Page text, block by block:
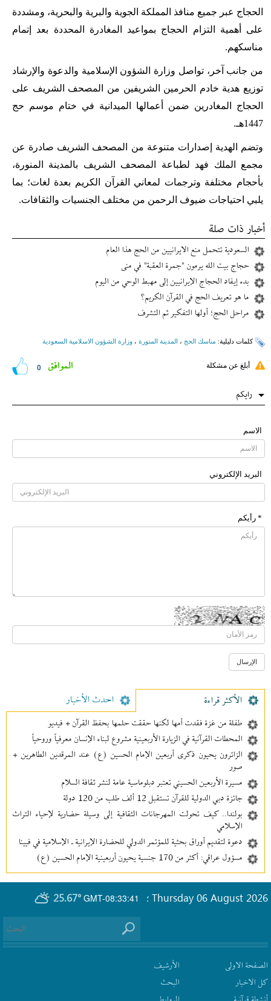
الحجاج عبر جميع منافذ المملكة الجوية والبرية والبحرية، ومشددة
على أهمية التزام الحجاج بمواعيد المغادرة المحددة بعد إتمام
مناسكهم.
من جانب آخر، تواصل وزارة الشؤون الإسلامية والدعوة والإرشاد
توزيع هدية خادم الحرمين الشريفين من المصحف الشريف على
الحجاج المغادرين ضمن أعمالها الميدانية في ختام موسم حج
1447هـ.
وتضم الهدية إصدارات متنوعة من المصحف الشريف صادرة عن
مجمع الملك فهد لطباعة المصحف الشريف بالمدينة المنورة،
بأحجام مختلفة وترجمات لمعاني القرآن الكريم بعدة لغات؛ بما
يلبي احتياجات ضيوف الرحمن من مختلف الجنسيات والثقافات.
أخبار ذات صلة
السعودية تتحمل منع الايرانيين من الحج هذا العام
حجاج بيت الله يرمون "جمرة العقبة" في منى
بدء إيفاد الحجاج الإيرانيين إلى مهبط الوحي من اليوم
ما هو تعريف الحج في القرآن الكريم؟
مراحل الحج؛ أولها التفكير ثم التشرف
کلمات دلیلیة: مناسك الحج ، المدینة المنورة ، وزارة الشؤون الاسلامية السعودية
أبلغ عن مشكلة 0 الموافق
رایکم
الاسم
البرید الإلکتروني
* رأیکم
الأکثر قراءة احدث الأخبار
طفلة من غزة فقدت أمها لكنها حققت حلمها بحفظ القرآن + فيديو
المحطات القرآنية في الزيارة الأربعينية مشروع لبناء الإنسان معرفیاً وروحياً
الزائرون يحيون ذكرى أربعين الإمام الحسين (ع) عند المرقدين الطاهرين +
صور
مسيرة الأربعين الحسيني تعتبر دبلوماسية عامة لنشر ثقافة السلام
جائزة دبي الدولية للقرآن تستقبل 12 ألف طلب من 120 دولة
بولندا.. كيف تحولت المهرجانات الثقافية إلى وسيلة حضارية لإحياء التراث
الإسلامي
دعوة لتقديم أوراق بحثية للمؤتمر الدولي للحضارة الإيرانية ـ الإسلامية في فيينا
مسؤول عراقي: أكثر من 170 جنسية يحيون أربعينية الإمام الحسين (ع)
GMT-08:33:41
25.67° Thursday 06 August 2026 ؛
الصفحة الاولى
كل الاخبار
الأرشیف
البحث